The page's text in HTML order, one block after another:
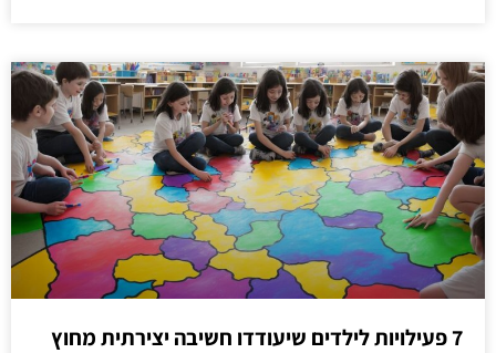
7 פעילויות לילדים שיעודדו חשיבה יצירתית מחוץ